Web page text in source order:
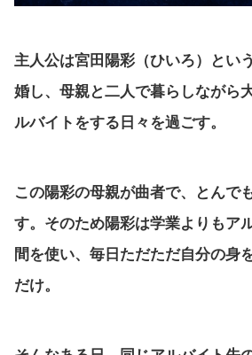
主人公は宮田陽彩（ひいろ）とい
婚し、母親と二人で暮らしながら
ルバイトをする日々を過ごす。
この陽彩の母親が曲者で、とんで
す。そのため陽彩は学業よりもア
間を使い、毎日ただただ自分の身
だけ。